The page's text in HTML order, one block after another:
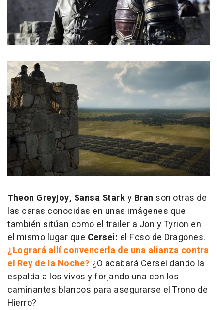
Theon Greyjoy, Sansa Starky Bran son otras de
las caras conocidas en unas imágenes que
también sitúan como el trailer a Jon y Tyrion en
el mismo lugar que Cersei: el Foso de Dragones.
¿Logrará allí convencerla de una alianza contra
el Rey de la Noche? ¿O acabará Cersei dando la
espalda a los vivos y forjando una con los
caminantes blancos para asegurarse el Trono de
Hierro?